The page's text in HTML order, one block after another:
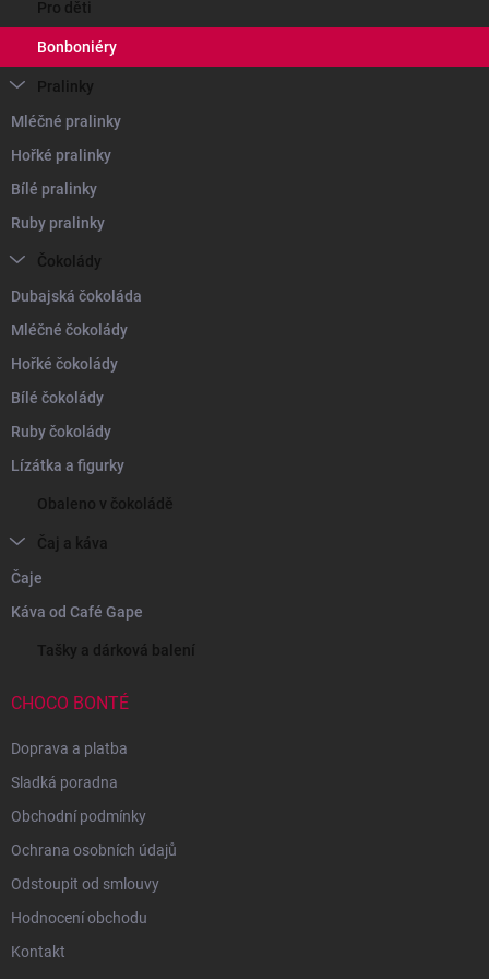
Pro děti
Bonboniéry
Pralinky
Mléčné pralinky
Hořké pralinky
Bílé pralinky
Ruby pralinky
Čokolády
Dubajská čokoláda
Mléčné čokolády
Hořké čokolády
Bílé čokolády
Ruby čokolády
Lízátka a figurky
Obaleno v čokoládě
Čaj a káva
Čaje
Káva od Café Gape
Tašky a dárková balení
CHOCO BONTÉ
Doprava a platba
Sladká poradna
Obchodní podmínky
Ochrana osobních údajů
Odstoupit od smlouvy
Hodnocení obchodu
Kontakt